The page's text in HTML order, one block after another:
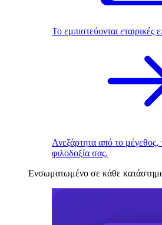
Το εμπιστεύονται εταιρικές
Ανεξάρτητα από το
φιλοδοξία σας.
Ενσωματωμένο σε κάθε